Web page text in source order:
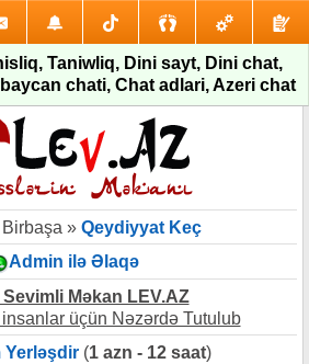
Taniwliq, Dini sayt, Dini chat,
chati, Chat adlari, Azeri chat
» Qeydiyyat Keç
Admin ilə Əlaqə
Sevimli Məkan LEV.AZ
insanlar üçün Nəzərdə Tutulub
Yerləşdir (1 azn - 12 saat)